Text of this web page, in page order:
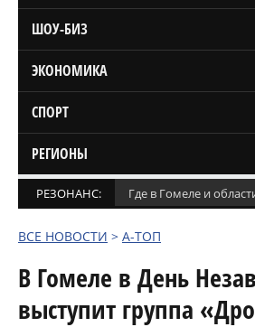
ШОУ-БИЗ
ЭКОНОМИКА
СПОРТ
РЕГИОНЫ
РЕЗОНАНС: Где в Гомеле и
ВСЕ НОВОСТИ > А-ТОП
В Гомеле в День
выступит группа